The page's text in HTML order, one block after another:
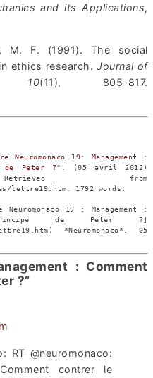
and its Applications,
M. F. (1991). The social
ethics research.Journal of
10(11), 805-817.
Neuromonaco 19: Management :
de Peter ?". (05 avril 2012)
from
lettre19.htm. 1792 words.
19 : Management :
de Peter ?]
*Neuromonaco*. 05
: Comment
?”
RT @neuromonaco:
contrer le